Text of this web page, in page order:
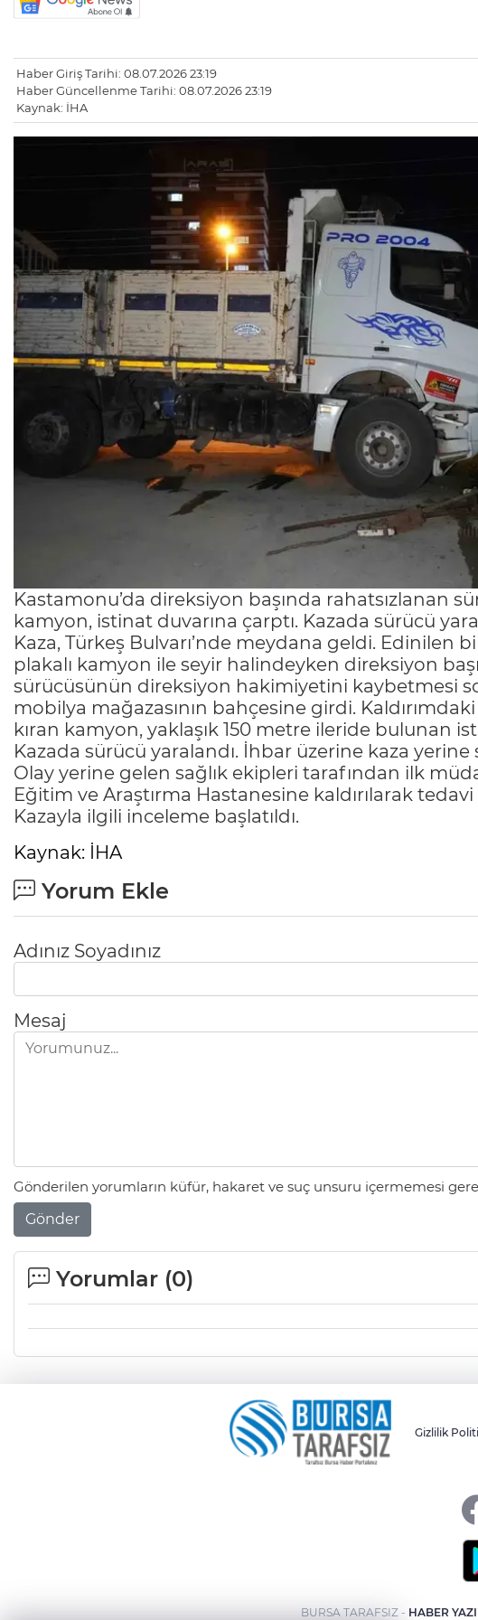
Haber Giriş Tarihi: 08.07.2026 23:19
Haber Güncellenme Tarihi: 08.07.2026 23:19
Kaynak: İHA
Kastamonu’da direksiyon başında rahatsızlanan
kamyon, istinat duvarına çarptı. Kazada sürücü
Kaza, Türkeş Bulvarı’nde meydana geldi. Edinilen
plakalı kamyon ile seyir halindeyken direksiyon
sürücüsünün direksiyon hakimiyetini kaybetmesi
mobilya mağazasının bahçesine girdi.
kıran kamyon, yaklaşık 150 metre ileride bulunan
Kazada sürücü yaralandı. İhbar üzerine kaza
Olay yerine gelen sağlık ekipleri tarafından ilk
Eğitim ve Araştırma Hastanesine kaldırılarak tedavi
Kazayla ilgili inceleme başlatıldı.
Kaynak: İHA
Yorum Ekle
Adınız Soyadınız
Mesaj
Gönderilen yorumların küfür, hakaret ve suç unsuru içermemesi
Gönder
Yorumlar (0)
Gizlilik
BURSA TARAFSIZ - HABER